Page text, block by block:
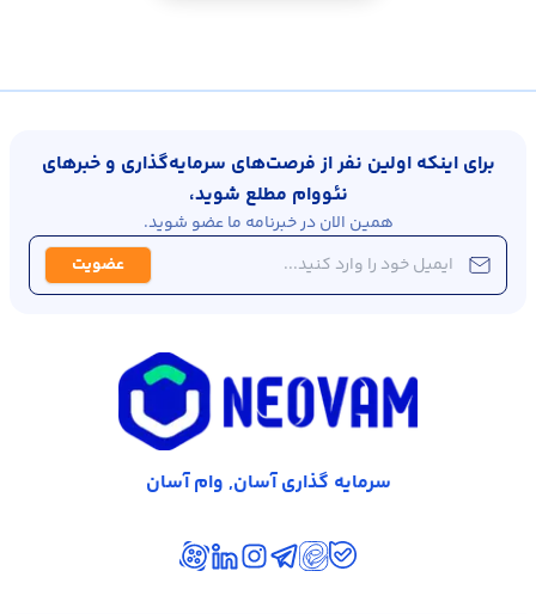
برای اینکه اولین نفر از فرصت‌های سرمایه‌گذاری و خبرهای
نئووام مطلع شوید،
همین الان در خبرنامه ما عضو شوید.
عضویت
سرمایه گذاری آسان, وام آسان